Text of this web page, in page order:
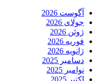
آگوست 2026
جولای 2026
ژوئن 2026
فوریه 2026
ژانویه 2026
دسامبر 2025
نوامبر 2025